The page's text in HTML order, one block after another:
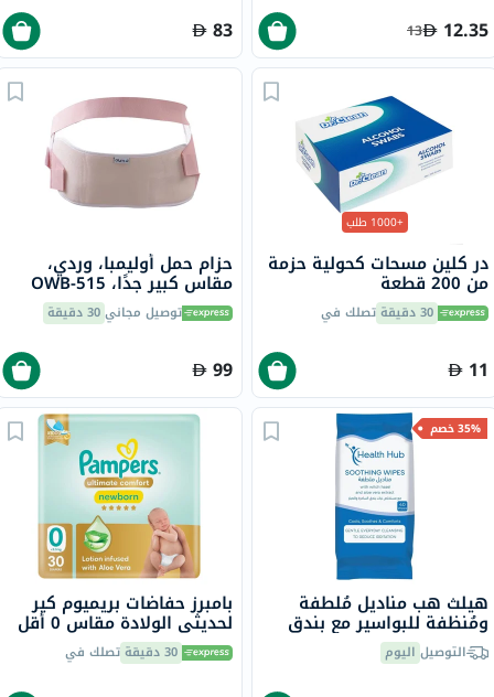
12.35
13
83
+1000 طلب
در كلين مسحات كحولية حزمة
من 200 قطعة
30 دقيقة تصلك في
11
حزام حمل أوليمبا، وردي،
مقاس كبير جدًا، OWB-515
توصيل مجاني30 دقيقة
99
35% خصم
هيلث هب مناديل مُلطفة
ومُنظفة للبواسير مع بندق
الساحرة والصبار، حزمة من 40
التوصيل اليوم
بامبرز حفاضات بريميوم كير
لحديثي الولادة مقاس 0 أقل
من 2.5 كجم حزمة من 30 30 دقيقة تصلك في